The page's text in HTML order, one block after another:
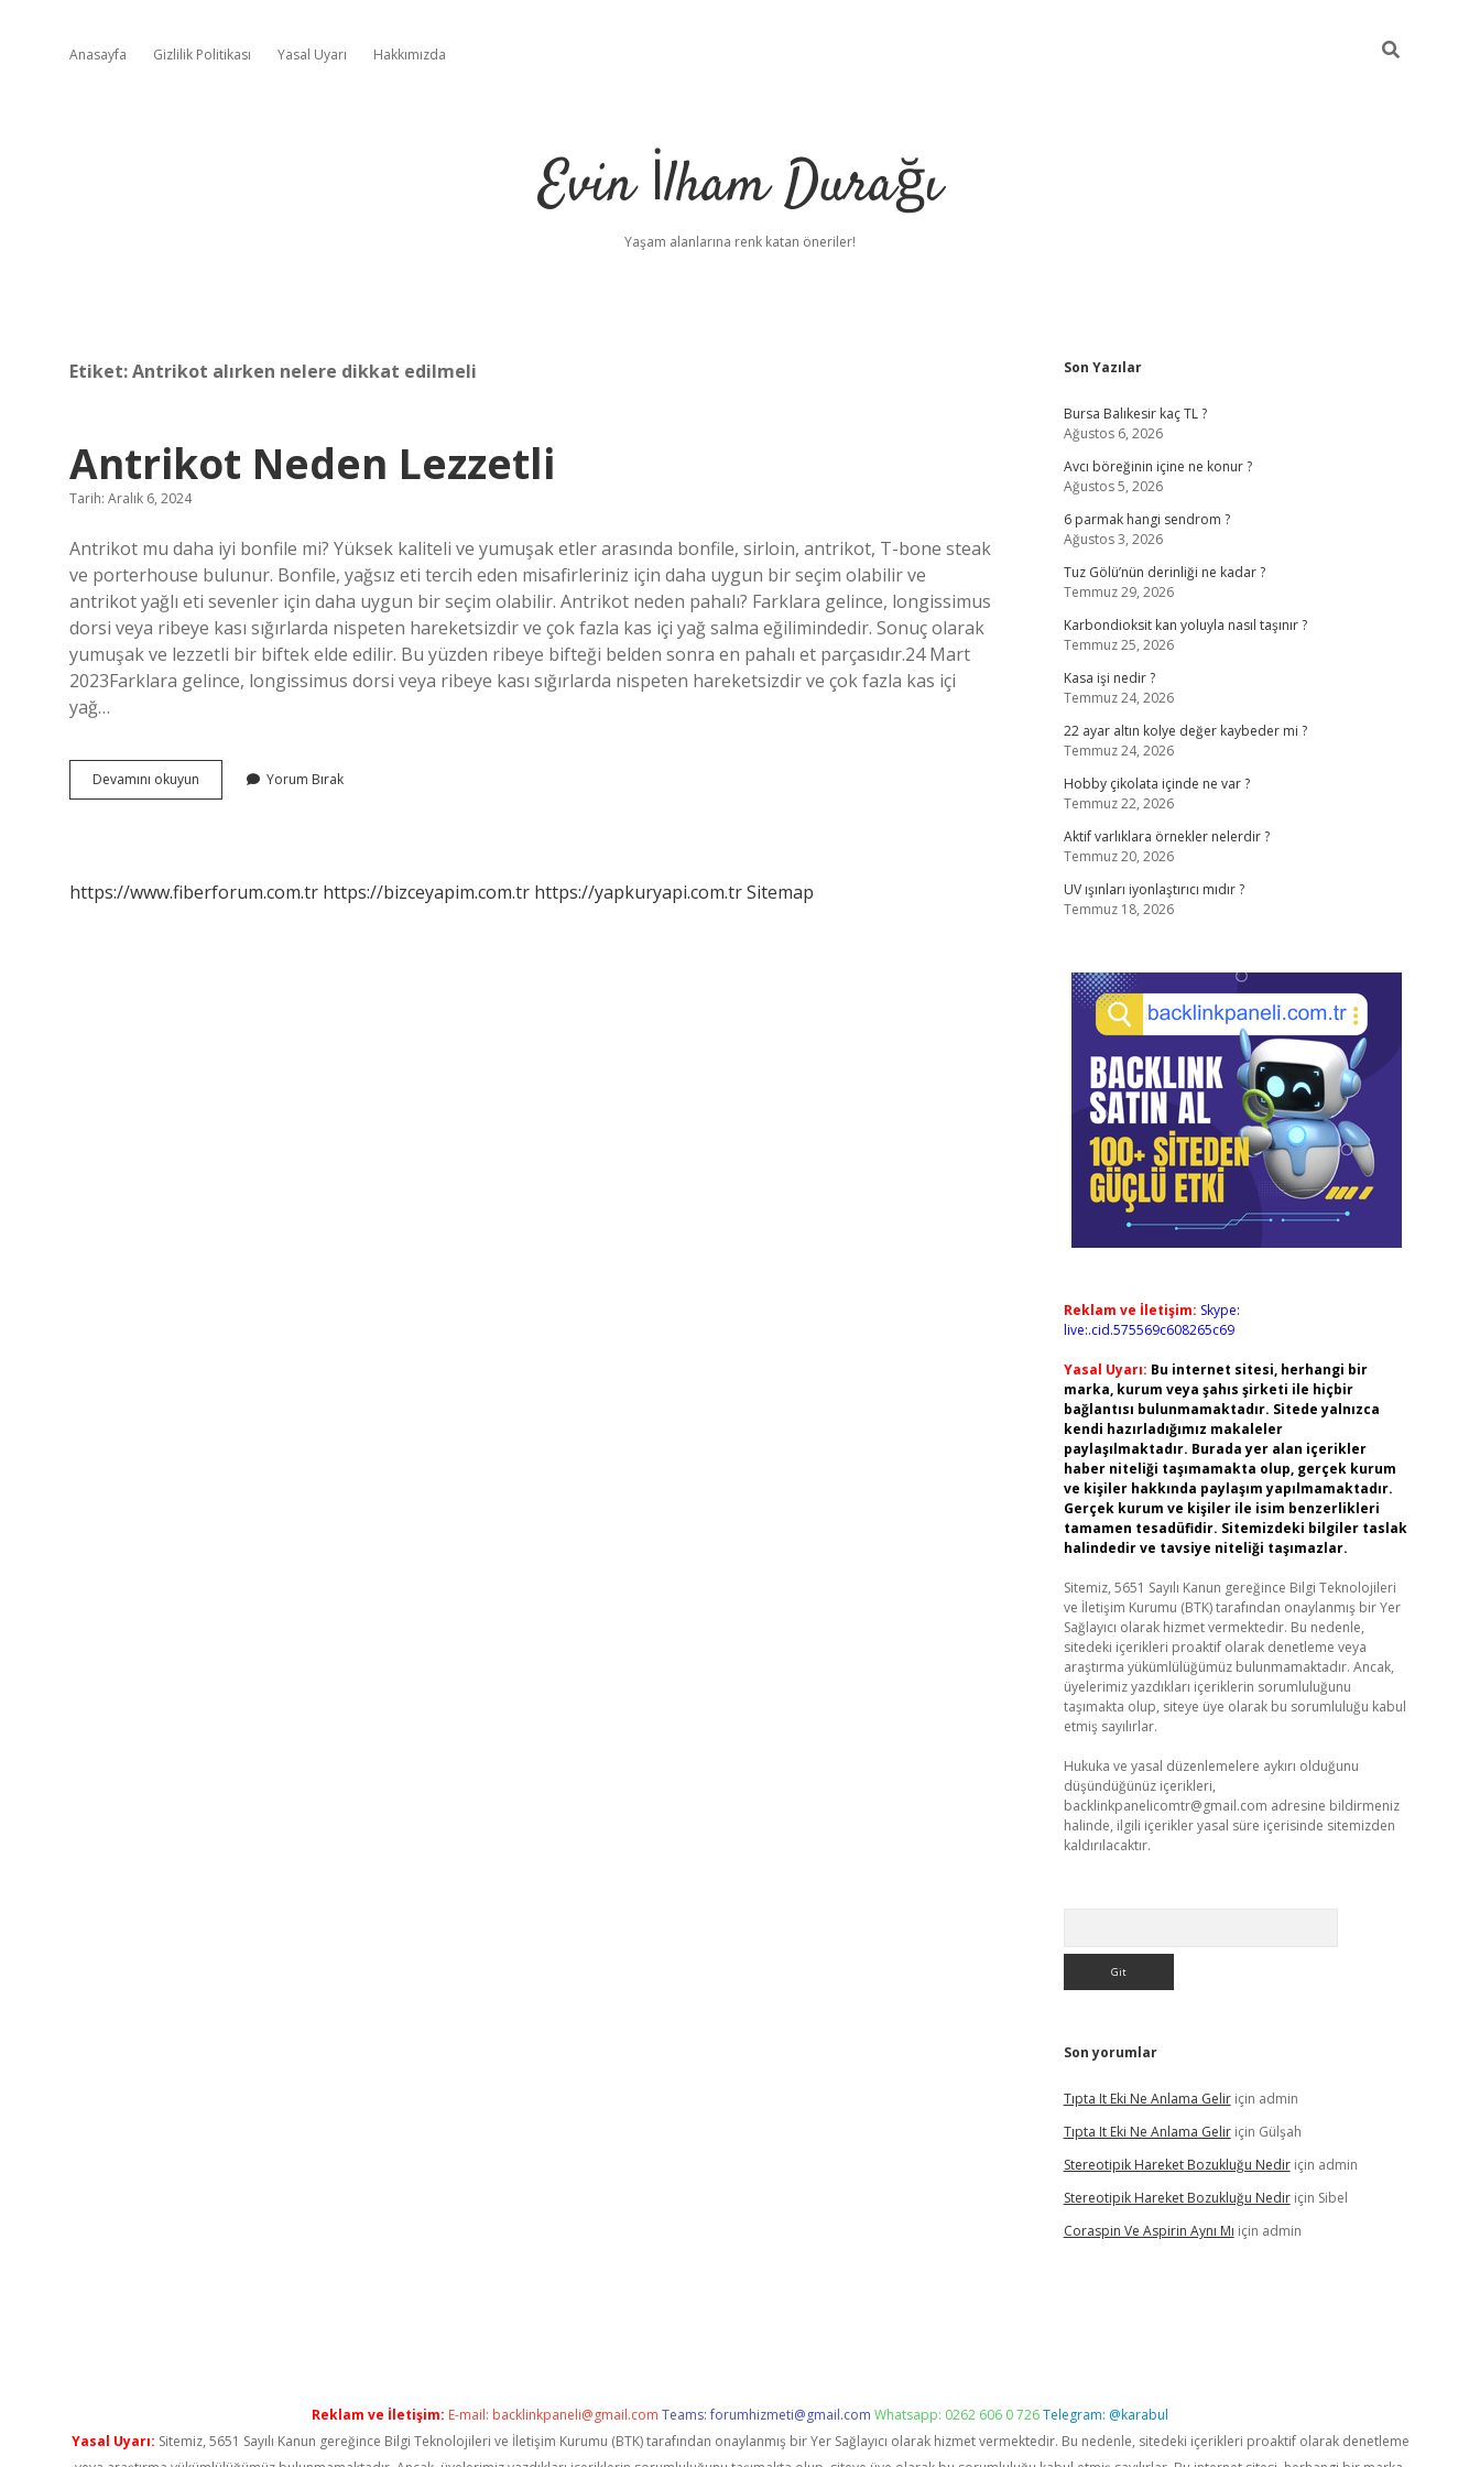
Anasayfa Gizlilik Politikası Yasal Uyarı Hakkımızda
Evin İlham Durağı
Yaşam alanlarına renk katan öneriler!
Etiket:Antrikot alırken nelere dikkat edilmeli
Antrikot Neden Lezzetli
Tarih: Aralık 6, 2024
Antrikot mu daha iyi bonfile mi? Yüksek kaliteli ve yumuşak etler arasında bonfile, sirloin, antrikot, T-bone steak
ve porterhouse bulunur. Bonfile, yağsız eti tercih eden misafirleriniz için daha uygun bir seçim olabilir ve
antrikot yağlı eti sevenler için daha uygun bir seçim olabilir. Antrikot neden pahalı? Farklara gelince, longissimus
dorsi veya ribeye kası sığırlarda nispeten hareketsizdir ve çok fazla kas içi yağ salma eğilimindedir. Sonuç olarak
yumuşak ve lezzetli bir biftek elde edilir. Bu yüzden ribeye bifteği belden sonra en pahalı et parçasıdır.24 Mart
2023Farklara gelince, longissimus dorsi veya ribeye kası sığırlarda nispeten hareketsizdir ve çok fazla kas içi
yağ…
Devamını okuyun Antrikot
Neden
Yorum Bırak
https://www.fiberforum.com.tr https://bizceyapim.com.tr https://yapkuryapi.com.trSitemap
Sidebar
Son Yazılar
Bursa Balıkesir kaç TL ?
Ağustos 6, 2026
Avcı böreğinin içine ne konur ?
Ağustos 5, 2026
6 parmak hangi sendrom ?
Ağustos 3, 2026
Tuz Gölü’nün derinliği ne kadar ?
Temmuz 29, 2026
Karbondioksit kan yoluyla nasıl taşınır ?
Temmuz 25, 2026
Kasa işi nedir ?
Temmuz 24, 2026
22 ayar altın kolye değer kaybeder mi ?
Temmuz 24, 2026
Hobby çikolata içinde ne var ?
Temmuz 22, 2026
Aktif varlıklara örnekler nelerdir ?
Temmuz 20, 2026
UV ışınları iyonlaştırıcı mıdır ?
Temmuz 18, 2026
Reklam ve İletişim: Skype:
live:.cid.575569c608265c69
Yasal Uyarı: Bu internet sitesi, herhangi bir
marka, kurum veya şahıs şirketi ile hiçbir
bağlantısı bulunmamaktadır. Sitede yalnızca
kendi hazırladığımız makaleler
paylaşılmaktadır. Burada yer alan içerikler
haber niteliği taşımamakta olup, gerçek kurum
ve kişiler hakkında paylaşım yapılmamaktadır.
Gerçek kurum ve kişiler ile isim benzerlikleri
tamamen tesadüfidir. Sitemizdeki bilgiler taslak
halindedir ve tavsiye niteliği taşımazlar.
Sitemiz, 5651 Sayılı Kanun gereğince Bilgi Teknolojileri
ve İletişim Kurumu (BTK) tarafından onaylanmış bir Yer
Sağlayıcı olarak hizmet vermektedir. Bu nedenle,
sitedeki içerikleri proaktif olarak denetleme veya
araştırma yükümlülüğümüz bulunmamaktadır. Ancak,
üyelerimiz yazdıkları içeriklerin sorumluluğunu
taşımakta olup, siteye üye olarak bu sorumluluğu kabul
etmiş sayılırlar.
Hukuka ve yasal düzenlemelere aykırı olduğunu
düşündüğünüz içerikleri,
backlinkpanelicomtr@gmail.com adresine bildirmeniz
halinde, ilgili içerikler yasal süre içerisinde sitemizden
kaldırılacaktır.
Son yorumlar
Tıpta It Eki Ne Anlama Geliriçin admin
Tıpta It Eki Ne Anlama Geliriçin Gülşah
Stereotipik Hareket Bozukluğu Nediriçin admin
Stereotipik Hareket Bozukluğu Nediriçin Sibel
Coraspin Ve Aspirin Aynı Mı için admin
Reklam ve İletişim: E-mail: backlinkpaneli@gmail.com Teams:forumhizmeti@gmail.com Whatsapp: 0262 606 0 726Telegram: @karabul
Yasal Uyarı: Sitemiz, 5651 Sayılı Kanun gereğince Bilgi Teknolojileri ve İletişim Kurumu (BTK) tarafından onaylanmış bir Yer Sağlayıcı olarak hizmet vermektedir. Bu nedenle, sitedeki içerikleri proaktif olarak denetleme